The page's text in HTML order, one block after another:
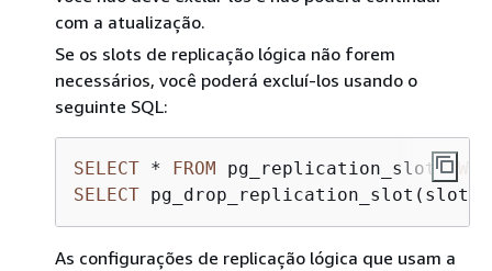
com a atualização.
Se os slots de replicação lógica não forem
necessários, você poderá excluí-los usando o
seguinte SQL:
SELECT * FROM pg_replication_slots
SELECT
As configurações de replicação lógica que usam a